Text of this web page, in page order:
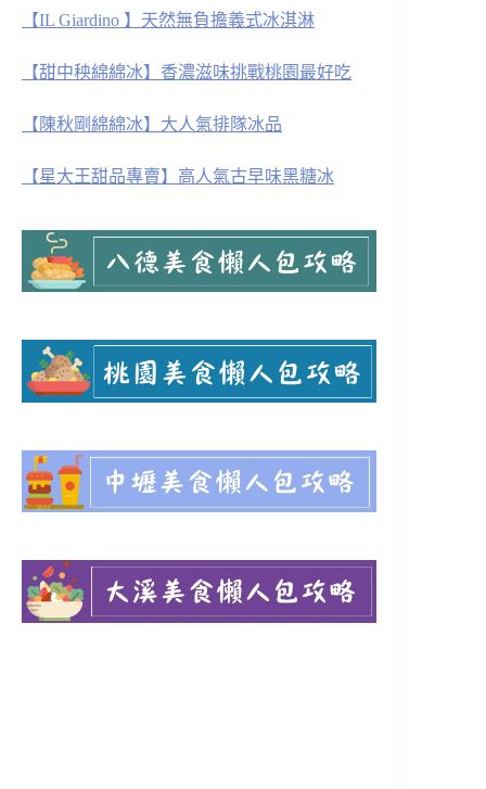
【IL Giardino 】天然無負擔義式冰淇淋
【甜中秧綿綿冰】香濃滋味挑戰桃園最好吃
【陳秋剛綿綿冰】大人氣排隊冰品
【星大王甜品專賣】高人氣古早味黑糖冰